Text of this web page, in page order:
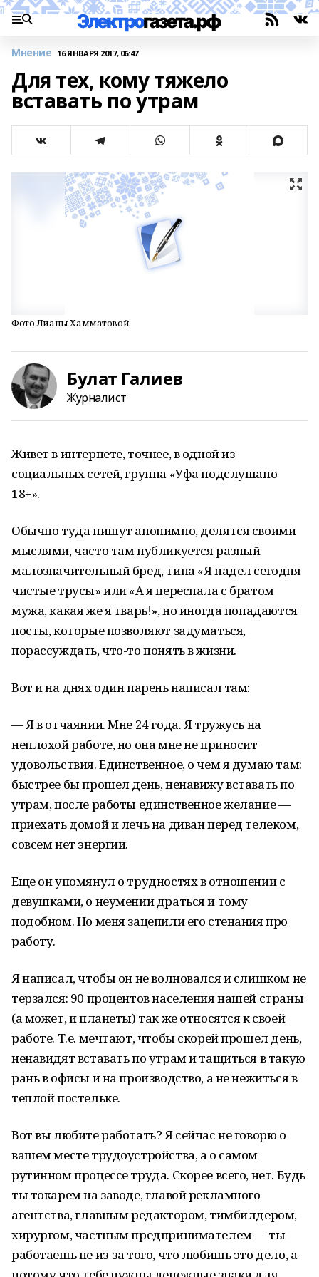
Мнение 16 ЯНВАРЯ 2017, 06:47
Для тех, кому тяжело
вставать по утрам
Фото Лианы Хамматовой.
Булат Галиев
Журналист
Живет в интернете, точнее, в одной из
социальных сетей, группа «Уфа подслушано
18+».
Обычно туда пишут анонимно, делятся своими
мыслями, часто там публикуется разный
малозначительный бред, типа «Я надел сегодня
чистые трусы» или «А я переспала с братом
мужа, какая же я тварь!», но иногда попадаются
посты, которые позволяют задуматься,
порассуждать, что-то понять в жизни.
Вот и на днях один парень написал там:
— Я в отчаянии. Мне 24 года. Я тружусь на
неплохой работе, но она мне не приносит
удовольствия. Единственное, о чем я думаю там:
быстрее бы прошел день, ненавижу вставать по
утрам, после работы единственное желание —
приехать домой и лечь на диван перед телеком,
совсем нет энергии.
Еще он упомянул о трудностях в отношении с
девушками, о неумении драться и тому
подобном. Но меня зацепили его стенания про
работу.
Я написал, чтобы он не волновался и слишком не
терзался: 90 процентов населения нашей страны
(а может, и планеты) так же относятся к своей
работе. Т.е. мечтают, чтобы скорей прошел день,
ненавидят вставать по утрам и тащиться в такую
рань в офисы и на производство, а не нежиться в
теплой постельке.
Вот вы любите работать? Я сейчас не говорю о
вашем месте трудоустройства, а о самом
рутинном процессе труда. Скорее всего, нет. Будь
ты токарем на заводе, главой рекламного
агентства, главным редактором, тимбилдером,
хирургом, частным предпринимателем — ты
работаешь не из-за того, что любишь это дело, а